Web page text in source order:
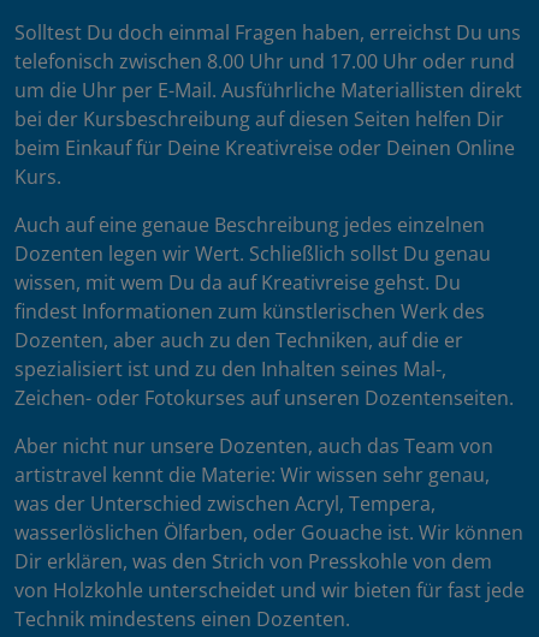
Solltest Du doch einmal Fragen haben, erreichst Du uns
telefonisch zwischen 8.00 Uhr und 17.00 Uhr oder rund
um die Uhr per E-Mail. Ausführliche Materiallisten direkt
bei der Kursbeschreibung auf diesen Seiten helfen Dir
beim Einkauf für Deine Kreativreise oder Deinen Online
Kurs.
Auch auf eine genaue Beschreibung jedes einzelnen
Dozenten legen wir Wert. Schließlich sollst Du genau
wissen, mit wem Du da auf Kreativreise gehst. Du
findest Informationen zum künstlerischen Werk des
Dozenten, aber auch zu den Techniken, auf die er
spezialisiert ist und zu den Inhalten seines Mal-,
Zeichen- oder Fotokurses auf unseren Dozentenseiten.
Aber nicht nur unsere Dozenten, auch das Team von
artistravel kennt die Materie: Wir wissen sehr genau,
was der Unterschied zwischen Acryl, Tempera,
wasserlöslichen Ölfarben, oder Gouache ist. Wir können
Dir erklären, was den Strich von Presskohle von dem
von Holzkohle unterscheidet und wir bieten für fast jede
Technik mindestens einen Dozenten.